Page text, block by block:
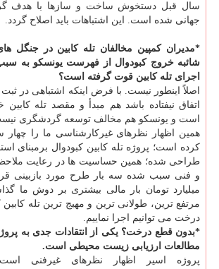
سال قبل دستخوش ساخت و سازها با هدف
جهانی شده است. این اشتباهات باید اصلاح گردد.
*مدیران كمپین مخالفان تله كابین در جنگل
شائبه خروج كبودوال از فهرست یونسكو به
اجرای تله كابین قوت گرفته است؟
اصلاً اینطور نیست. با فرض اینكه اشتباهی در
اتفاق نیفتاده باشد هم مبدأ و مقصد تله
است و یونسكو هم مخالف توسعه گردشگری
همین اظهار نظرهای غیركارشناسی ما را چهار
كرده است؛ پروژه تله كابین كبودوال برمبنای
طراحی شده؛ همین حساسیت ها در رعایت
میلیارد تومان بار مالی بیشتری بر دوش ما
مرتفع ترین، طولانی ترین و مهیج ترین تله
درخت می توانیم اجرا نماییم.
*بدون قطع درخت؟ یكی از انتقادات جدی به
مطالعات ارزیابی زیست محیطی است.
پروژه اسیر اظهار نظرهای غیرفنی